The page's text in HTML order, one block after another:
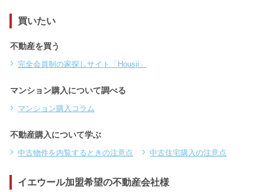
買いたい
不動産を買う
完全会員制の家探しサイト「Housii」
マンション購入について調べる
マンション購入コラム
不動産購入について学ぶ
中古物件を内覧するときの注意点 中古住宅購入の注意点
イエウール加盟希望の不動産会社様